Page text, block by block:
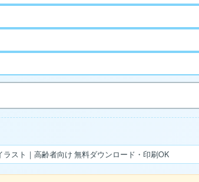
スト｜高齢者向け 無料ダウンロード・印刷OK